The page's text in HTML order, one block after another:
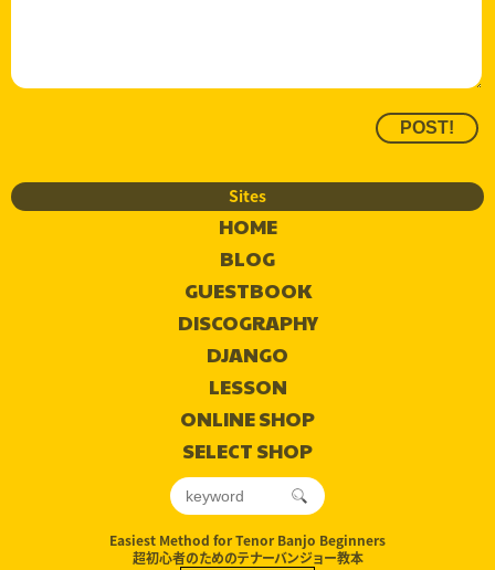
Sites
HOME
BLOG
GUESTBOOK
DISCOGRAPHY
DJANGO
LESSON
ONLINE SHOP
SELECT SHOP
Easiest Method for Tenor Banjo Beginners
超初心者のためのテナーバンジョー教本